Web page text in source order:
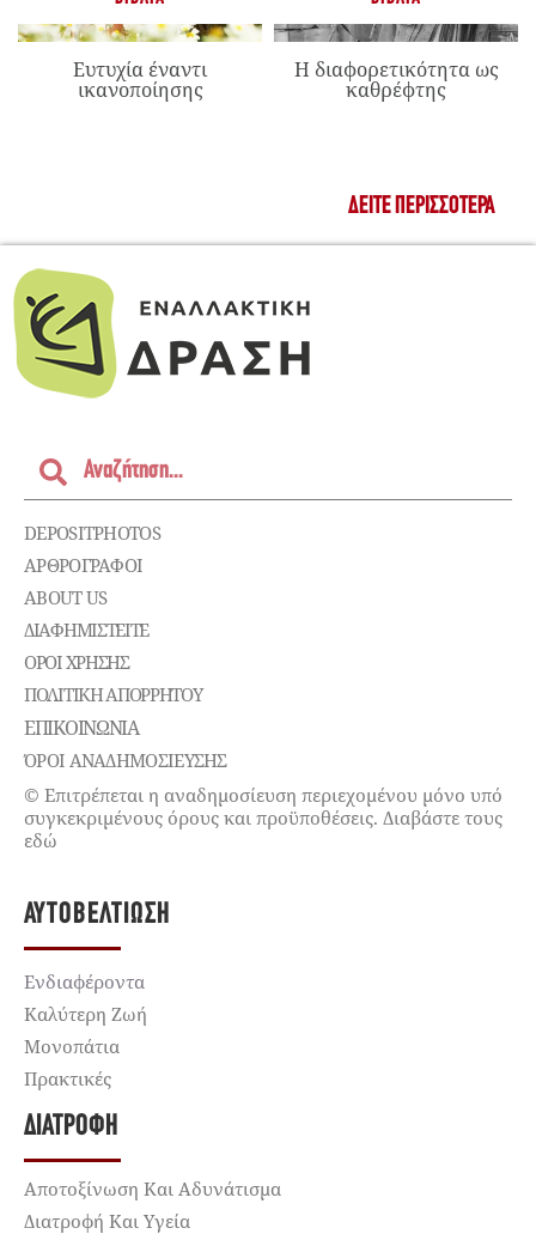
Ευτυχία έναντι
ικανοποίησης
Η διαφορετικότητα ως
καθρέφτης
ΔΕΊΤΕ ΠΕΡΙΣΣΌΤΕΡΑ
DEPOSITPHOTOS
ΑΡΘΡΟΓΡΑΦΟΙ
ABOUT US
ΔΙΑΦΗΜΙΣΤΕΊΤΕ
ΌΡΟΙ ΧΡΉΣΗΣ
ΠΟΛΙΤΙΚΉ ΑΠΟΡΡΉΤΟΥ
ΕΠΙΚΟΙΝΩΝΊΑ
ΌΡΟΙ ΑΝΑΔΗΜΟΣΙΕΥΣΗΣ
© Επιτρέπεται η αναδημοσίευση περιεχομένου μόνο υπό
συγκεκριμένους όρους και προϋποθέσεις. Διαβάστε τους
εδώ
ΑΥΤΟΒΕΛΤΊΩΣΗ
Ενδιαφέροντα
Καλύτερη Ζωή
Μονοπάτια
Πρακτικές
ΔΙΑΤΡΟΦΉ
Αποτοξίνωση Και Αδυνάτισμα
Διατροφή Και Υγεία